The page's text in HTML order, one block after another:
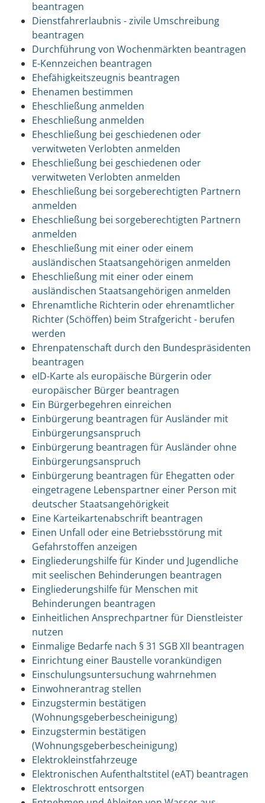
beantragen
Dienstfahrerlaubnis - zivile Umschreibung
beantragen
Durchführung von Wochenmärkten beantragen
E-Kennzeichen beantragen
Ehefähigkeitszeugnis beantragen
Ehenamen bestimmen
Eheschließung anmelden
Eheschließung anmelden
Eheschließung bei geschiedenen oder
verwitweten Verlobten anmelden
Eheschließung bei geschiedenen oder
verwitweten Verlobten anmelden
Eheschließung bei sorgeberechtigten Partnern
anmelden
Eheschließung bei sorgeberechtigten Partnern
anmelden
Eheschließung mit einer oder einem
ausländischen Staatsangehörigen anmelden
Eheschließung mit einer oder einem
ausländischen Staatsangehörigen anmelden
Ehrenamtliche Richterin oder ehrenamtlicher
Richter (Schöffen) beim Strafgericht - berufen
werden
Ehrenpatenschaft durch den Bundespräsidenten
beantragen
eID-Karte als europäische Bürgerin oder
europäischer Bürger beantragen
Ein Bürgerbegehren einreichen
Einbürgerung beantragen für Ausländer mit
Einbürgerungsanspruch
Einbürgerung beantragen für Ausländer ohne
Einbürgerungsanspruch
Einbürgerung beantragen für Ehegatten oder
eingetragene Lebenspartner einer Person mit
deutscher Staatsangehörigkeit
Eine Karteikartenabschrift beantragen
Einen Unfall oder eine Betriebsstörung mit
Gefahrstoffen anzeigen
Eingliederungshilfe für Kinder und Jugendliche
mit seelischen Behinderungen beantragen
Eingliederungshilfe für Menschen mit
Behinderungen beantragen
Einheitlichen Ansprechpartner für Dienstleister
nutzen
Einmalige Bedarfe nach § 31 SGB XII beantragen
Einrichtung einer Baustelle vorankündigen
Einschulungsuntersuchung wahrnehmen
Einwohnerantrag stellen
Einzugstermin bestätigen
(Wohnungsgeberbescheinigung)
Einzugstermin bestätigen
(Wohnungsgeberbescheinigung)
Elektrokleinstfahrzeuge
Elektronischen Aufenthaltstitel (eAT) beantragen
Elektroschrott entsorgen